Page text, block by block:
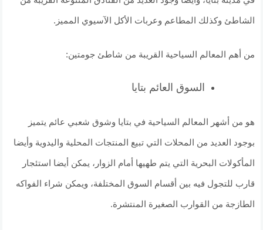
الشاطئ وكذلك المطاعم وعربات الأكل الآسيوي المميز.
من أهم المعالم السياحية القريبة من شاطئ جومتين:
السوق العائم بتايا
هو من أشهر المعالم السياحية في بتايا وشوق شعبي عائم يتميز
بوجود العديد من المحلات التي تبيع المنتجات المحلية واليدوية وأيضا
المأكولات البحرية التي يتم طهيها أمام الزوار، يمكن أيضا استئجار
قارب للتجول فيه بين أقسام السوق المختلفة، ويمكن شراء الفواكه
الطازجة من القوارب الصغيرة المنتشرة.